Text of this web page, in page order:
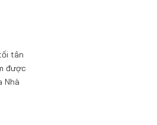
tân
được
Nhà